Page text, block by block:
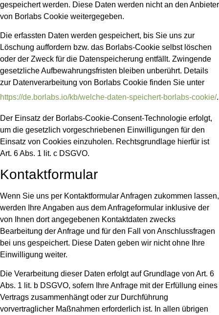
gespeichert werden. Diese Daten werden nicht an den Anbieter
von Borlabs Cookie weitergegeben.
Die erfassten Daten werden gespeichert, bis Sie uns zur
Löschung auffordern bzw. das Borlabs-Cookie selbst löschen
oder der Zweck für die Datenspeicherung entfällt. Zwingende
gesetzliche Aufbewahrungsfristen bleiben unberührt. Details
zur Datenverarbeitung von Borlabs Cookie finden Sie unter
https://de.borlabs.io/kb/welche-daten-speichert-borlabs-cookie/.
Der Einsatz der Borlabs-Cookie-Consent-Technologie erfolgt,
um die gesetzlich vorgeschriebenen Einwilligungen für den
Einsatz von Cookies einzuholen. Rechtsgrundlage hierfür ist
Art. 6 Abs. 1 lit. c DSGVO.
Kontaktformular
Wenn Sie uns per Kontaktformular Anfragen zukommen lassen,
werden Ihre Angaben aus dem Anfrageformular inklusive der
von Ihnen dort angegebenen Kontaktdaten zwecks
Bearbeitung der Anfrage und für den Fall von Anschlussfragen
bei uns gespeichert. Diese Daten geben wir nicht ohne Ihre
Einwilligung weiter.
Die Verarbeitung dieser Daten erfolgt auf Grundlage von Art. 6
Abs. 1 lit. b DSGVO, sofern Ihre Anfrage mit der Erfüllung eines
Vertrags zusammenhängt oder zur Durchführung
vorvertraglicher Maßnahmen erforderlich ist. In allen übrigen